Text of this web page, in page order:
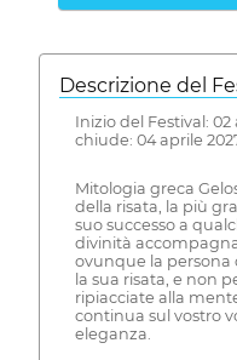
Descrizione del
Inizio del Festival:
chiude: 04 aprile
Mitologia greca
della risata, la più
suo successo a
divinità
ovunque la persona
la sua risata, e non
ripiacciate alla
continua sul vostro
eleganza.